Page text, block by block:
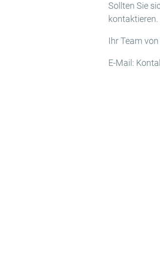
Sollten Sie
kontaktieren.
Ihr Team
E-Mail: